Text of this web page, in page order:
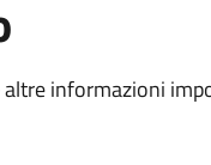
informazioni